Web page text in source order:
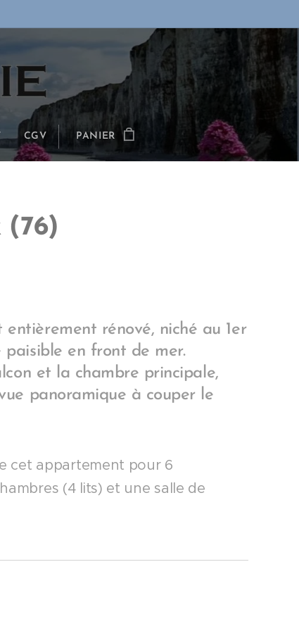
CGV PANIER
(76)
rénové, niché au 1er
paisible en front de mer.
et la chambre principale,
panoramique à couper le
cet appartement pour 6
(4 lits) et une salle de